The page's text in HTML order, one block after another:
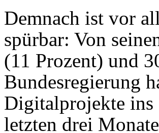
Demnach ist vor
spürbar: Von
(11 Prozent) und
Bundesregierung
Digitalprojekte ins
letzten drei